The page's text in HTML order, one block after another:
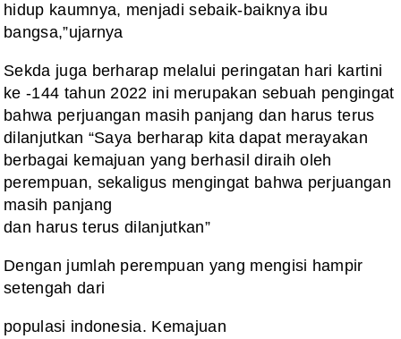
hidup kaumnya, menjadi sebaik-baiknya ibu
bangsa,”ujarnya
Sekda juga berharap melalui peringatan hari kartini
ke -144 tahun 2022 ini merupakan sebuah pengingat
bahwa perjuangan masih panjang dan harus terus
dilanjutkan “Saya berharap kita dapat merayakan
berbagai kemajuan yang berhasil diraih oleh
perempuan, sekaligus mengingat bahwa perjuangan
masih panjang
dan harus terus dilanjutkan”
Dengan jumlah perempuan yang mengisi hampir
setengah dari
populasi indonesia. Kemajuan